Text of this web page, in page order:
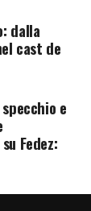
dalla
cast de
e
Fedez: